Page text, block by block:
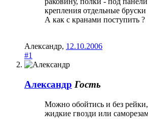
крепления отдельные
А как с кранами поступить ?
Александр, 12.10.2006
#1
Александр Гость
Можно обойтись и без
жидкие гвозди или